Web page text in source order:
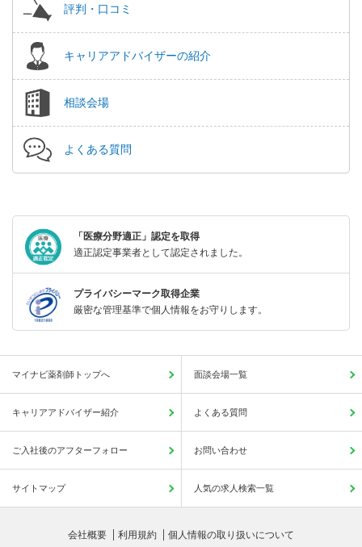
評判・口コミ
キャリアアドバイザーの紹介
相談会場
よくある質問
「医療分野適正」認定を取得
適正認定事業者として認定されました。
プライバシーマーク取得企業
厳密な管理基準で個人情報をお守りします。
マイナビ薬剤師トップへ 面談会場一覧
キャリアアドバイザー紹介 よくある質問
ご入社後のアフターフォロー お問い合わせ
サイトマップ 人気の求人検索一覧
会社概要 利用規約 個人情報の取り扱いについて